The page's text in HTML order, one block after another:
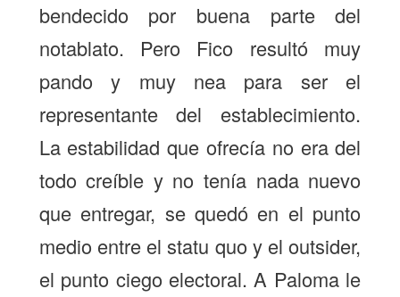
bendecido por buena parte del
notablato. Pero Fico resultó muy
pando y muy nea para ser el
representante del establecimiento.
La estabilidad que ofrecía no era del
todo creíble y no tenía nada nuevo
que entregar, se quedó en el punto
medio entre el statu quo y eloutsider,
el punto ciego electoral. A Paloma le